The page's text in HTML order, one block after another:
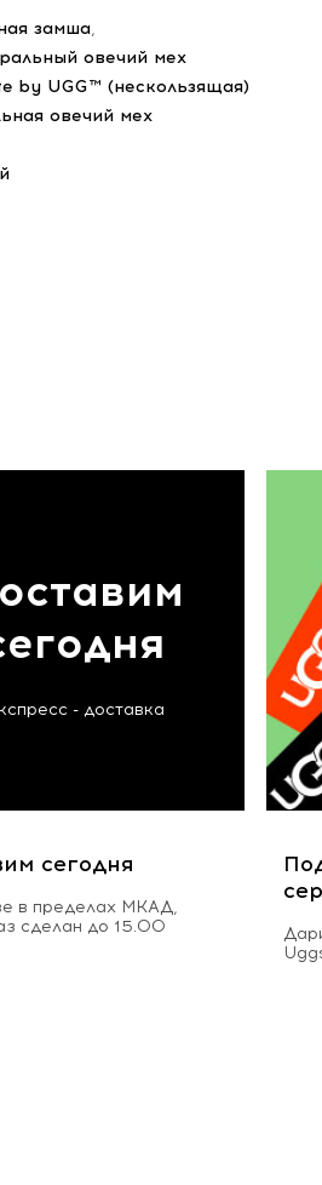
замша,
овечий мех
by UGG™ (нескользящая)
овечий мех
- доставка
сегодня
в пределах МКАД,
сделан до 15.00